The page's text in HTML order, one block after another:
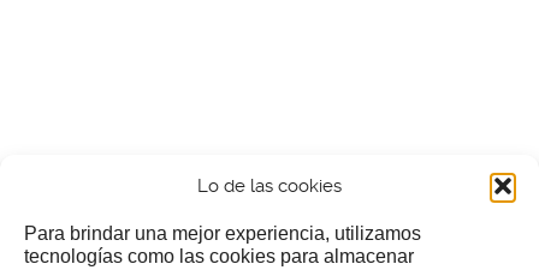
Lo de las cookies
Para brindar una mejor experiencia, utilizamos
tecnologías como las cookies para almacenar